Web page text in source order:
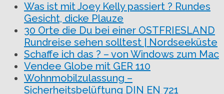
Was ist mit Joey Kelly passiert ? Rundes
Gesicht, dicke Plauze
30 Orte die Du bei einer OSTFRIESLAND
Rundreise sehen solltest | Nordseeküste
Schaffe ich das ? – von Windows zum Mac
Vendee Globe mit GER 110
Wohnmobilzulassung –
Sicherheitsbelüftung DIN EN 721